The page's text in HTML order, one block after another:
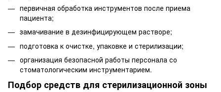
первичная обработка инструментов после приема
пациента;
замачивание в дезинфицирующем растворе;
подготовка к очистке, упаковке и стерилизации;
организация безопасной работы персонала со
стоматологическим инструментарием.
Подбор средств для стерилизационной зоны